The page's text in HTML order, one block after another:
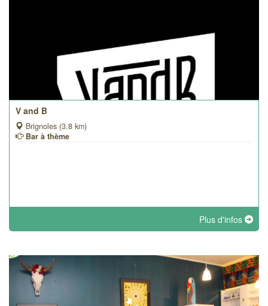
V and B
Brignoles (3.8 km)
Bar à thème
Plus d'infos